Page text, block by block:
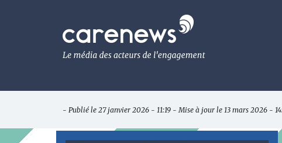
Le
média
de
l'engagement
- Publié le 27 janvier 2026 - 11:19 - Mise à jour le 13 mars 2026 -